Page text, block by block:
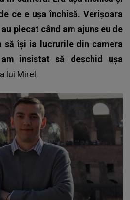
ce e uşa închisă. Verişoara
plecat când am ajuns eu de
să îşi ia lucrurile din camera
insistat să deschid uşa
lui Mirel.